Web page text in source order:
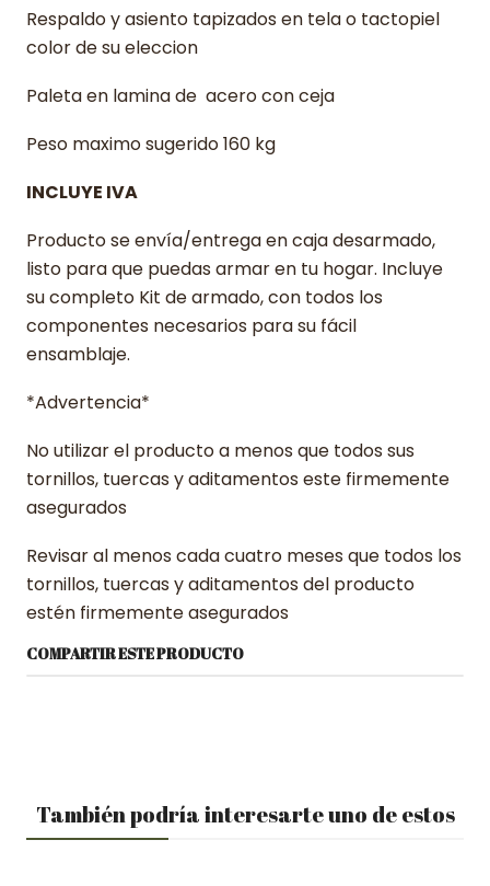
Respaldo y asiento tapizados en tela o tactopiel
color de su eleccion
Paleta en lamina de acero con ceja
Peso maximo sugerido 160 kg
INCLUYE IVA
Producto se envía/entrega en caja desarmado,
listo para que puedas armar en tu hogar. Incluye
su completo Kit de armado, con todos los
componentes necesarios para su fácil
ensamblaje.
*Advertencia*
No utilizar el producto a menos que todos sus
tornillos, tuercas y aditamentos este firmemente
asegurados
Revisar al menos cada cuatro meses que todos los
tornillos, tuercas y aditamentos del producto
estén firmemente asegurados
COMPARTIR ESTE PRODUCTO
También podría interesarte uno de estos